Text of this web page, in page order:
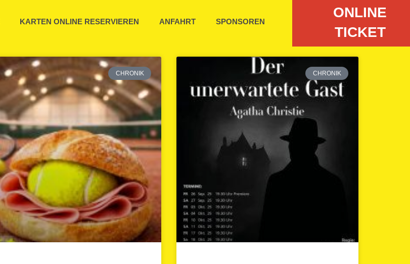
KARTEN ONLINE RESERVIEREN ANFAHRT SPONSOREN
ONLINE
TICKET
CHRONIK CHRONIK